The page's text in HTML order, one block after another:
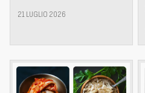
21 LUGLIO 2026